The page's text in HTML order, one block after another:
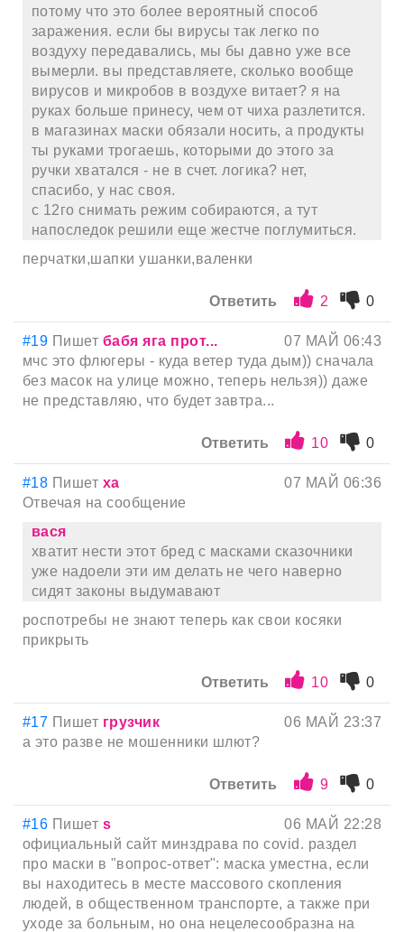
потому что это более вероятный способ
заражения. если бы вирусы так легко по
воздуху передавались, мы бы давно уже все
вымерли. вы представляете, сколько вообще
вирусов и микробов в воздухе витает? я на
руках больше принесу, чем от чиха разлетится.
в магазинах маски обязали носить, а продукты
ты руками трогаешь, которыми до этого за
ручки хватался - не в счет. логика? нет,
спасибо, у нас своя.
с 12го снимать режим собираются, а тут
напоследок решили еще жестче поглумиться.
перчатки,шапки ушанки,валенки
Ответить 2 0
#19 Пишет бабя яга прот...
07 МАЙ 06:43
мчс это флюгеры - куда ветер туда дым)) сначала
без масок на улице можно, теперь нельзя)) даже
не представляю, что будет завтра...
Ответить 10 0
#18 Пишет ха
07 МАЙ 06:36
Отвечая на сообщение
вася
хватит нести этот бред с масками сказочники
уже надоели эти им делать не чего наверно
сидят законы выдумавают
роспотребы не знают теперь как свои косяки
прикрыть
Ответить 10 0
#17 Пишет грузчик
06 МАЙ 23:37
а это разве не мошенники шлют?
Ответить 9 0
#16 Пишет s
06 МАЙ 22:28
официальный сайт минздрава по covid. раздел
про маски в "вопрос-ответ": маска уместна, если
вы находитесь в месте массового скопления
людей, в общественном транспорте, а также при
уходе за больным, но она нецелесообразна на